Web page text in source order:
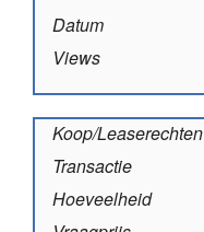
Datum
Views
Koop/Leaserechten
Transactie
Hoeveelheid